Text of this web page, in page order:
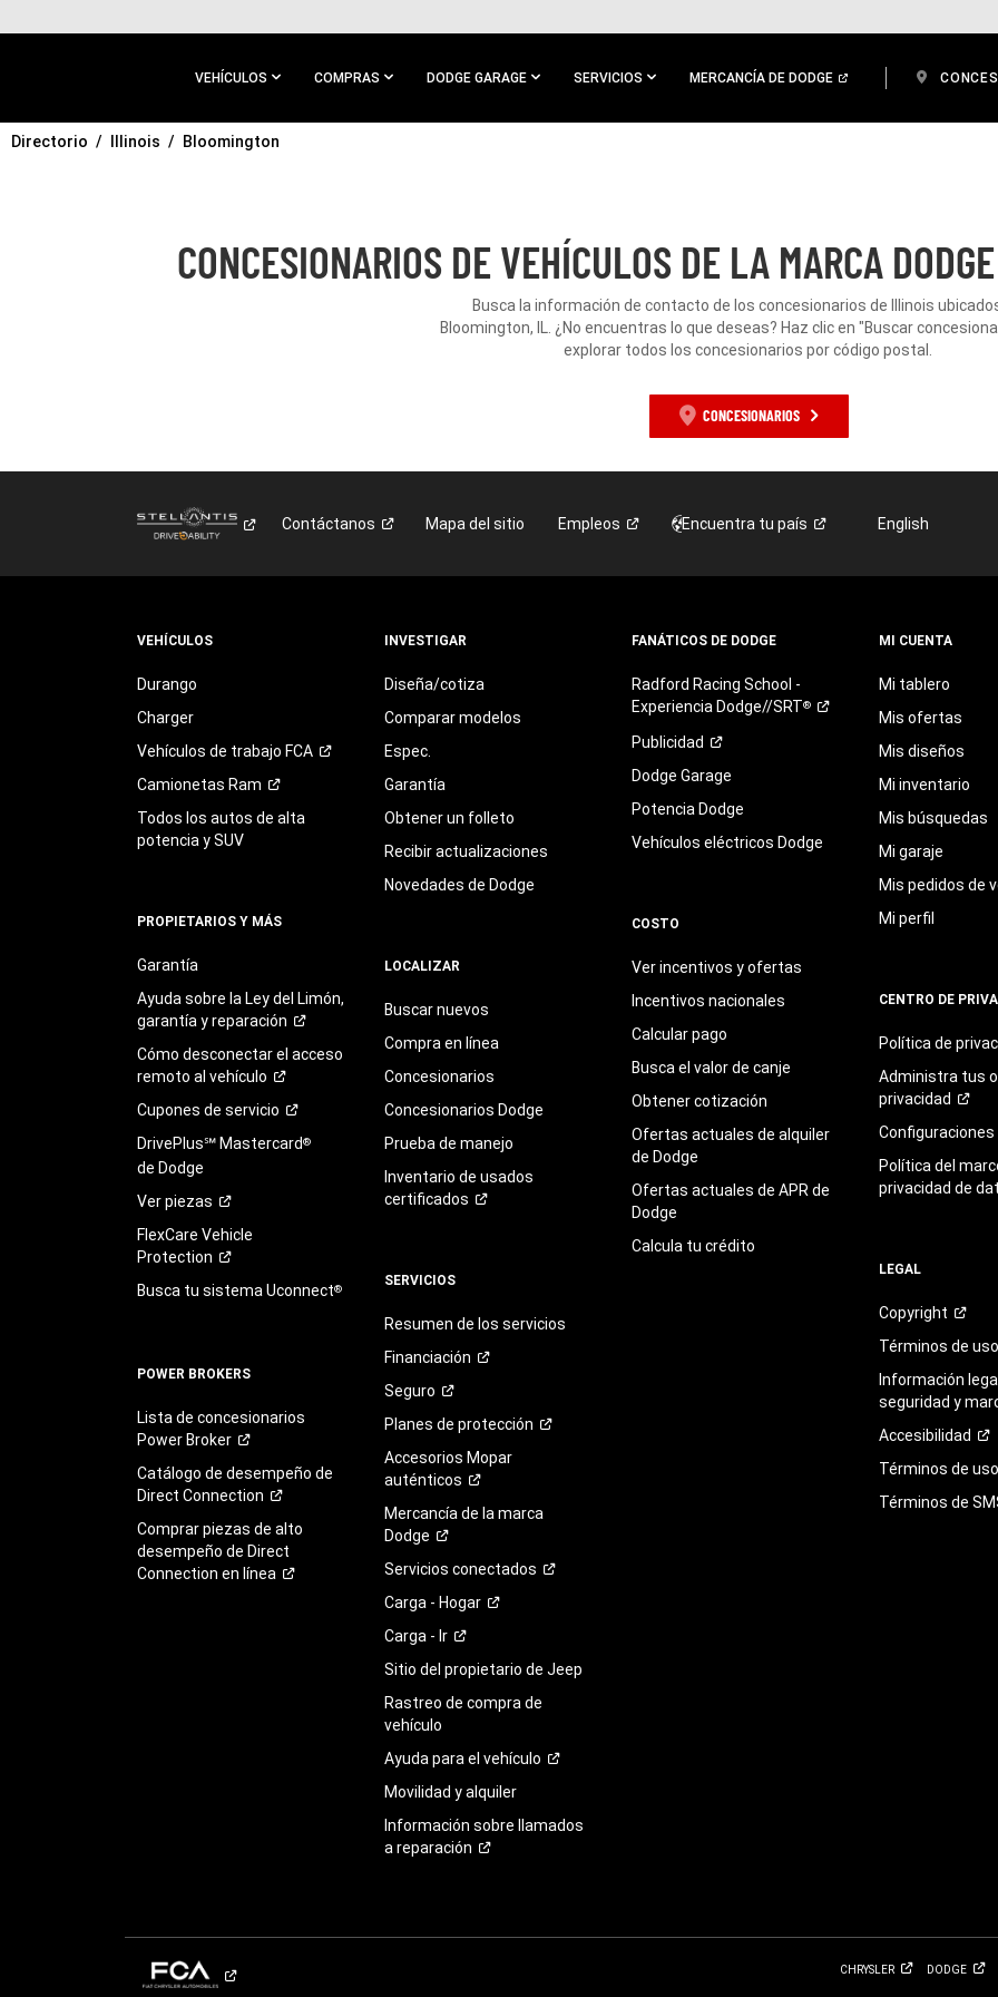
CONTENIDO
VEHÍCULOS COMPRAS DODGE GARAGE SERVICIOS MERCANCÍA DE DODGE
IR A
Directorio Illinois Bloomington
CONCESIONARIOS DE VEHÍCULOS DE LA MARCA
Busca la información de contacto de los concesionarios de Illinois
Bloomington, IL. ¿No encuentras lo que deseas? Haz clic en "Buscar
explorar todos los concesionarios por código postal.
CONCESIONARIOS
Contáctanos Mapa del sitio Empleos Encuentra tu país English
VEHÍCULOS
Durango
Charger
Vehículos de trabajo FCA
Camionetas Ram
Todos los autos de alta
potencia y SUV
PROPIETARIOS Y MÁS
Garantía
Ayuda sobre la Ley del Limón,
garantía yreparación
Cómo desconectar el acceso
remoto al vehículo
Cupones de servicio
DrivePlus℠ Mastercard®
de Dodge
Verpiezas
FlexCare Vehicle
Protection
Busca tu sistema Uconnect®
POWER BROKERS
Lista de concesionarios
Power Broker
Catálogo de desempeño de
Direct Connection
Comprar piezas de alto
desempeño de Direct
Connection en línea
INVESTIGAR
Diseña/cotiza
Comparar modelos
Espec.
Garantía
Obtener un folleto
Recibir actualizaciones
Novedades de Dodge
LOCALIZAR
Buscar nuevos
Compra en línea
Concesionarios
Concesionarios Dodge
Prueba de manejo
Inventario de usados
certificados
SERVICIOS
Resumen de los servicios
Financiación
Seguro
Planes de protección
Accesorios Mopar
auténticos
Mercancía de la marca
Dodge
Servicios conectados
Carga - Hogar
Carga - Ir
Sitio del propietario de Jeep
Rastreo de compra de
vehículo
Ayuda para el vehículo
Movilidad y alquiler
Información sobre llamados
a reparación
FANÁTICOS DE DODGE
Radford Racing School -
Experiencia Dodge//SRT®
Publicidad
Dodge Garage
Potencia Dodge
Vehículos eléctricos Dodge
COSTO
Ver incentivos y ofertas
Incentivos nacionales
Calcular pago
Busca el valor de canje
Obtener cotización
Ofertas actuales de alquiler
de Dodge
Ofertas actuales de APR de
Dodge
Calcula tu crédito
MI CUENTA
Mi tablero
Mis ofertas
Mis diseños
Mi inventario
Mis búsquedas
Mi garaje
Mis pedidos de
Mi perfil
CENTRO DE
Política de
Administra tus
privacidad
Configuraciones
Política del
privacidad de
LEGAL
Copyright
Términos deuso
Información
seguridad y
Accesibilidad
Términos de
Términos de
CHRYSLER DODGE